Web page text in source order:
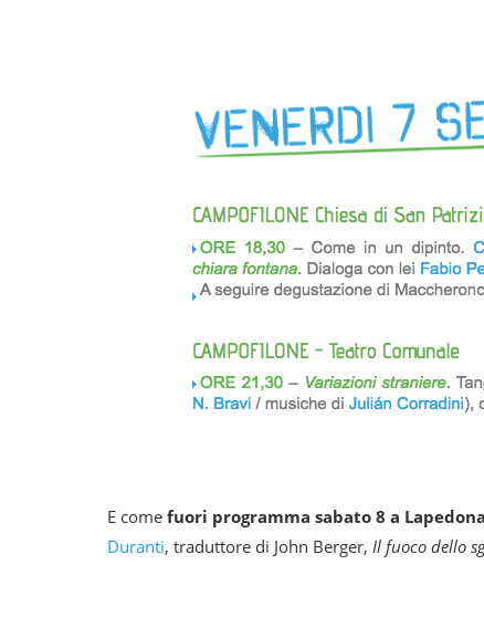
E come fuori programma sabato 8 a Lapedona
Duranti, traduttore di John Berger, Il fuoco dello